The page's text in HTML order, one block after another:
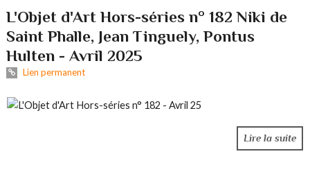
L'Objet d'Art Hors-séries n° 182 Niki de
Saint Phalle, Jean Tinguely, Pontus
Hulten - Avril 2025
Lien permanent
Lire la suite